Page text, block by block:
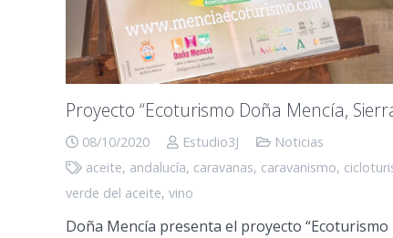
Proyecto “Ecoturismo Doña Mencía,
08/10/2020 Estudio3J
Noticias
aceite, andalucía, caravanas, caravanismo,
verde del aceite, vino
Doña Mencía presenta el proyecto